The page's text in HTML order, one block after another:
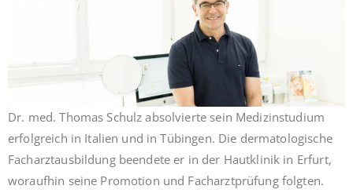
Dr. med. Thomas Schulz absolvierte sein Medizinstudium
erfolgreich in Italien und in Tübingen. Die dermatologische
Facharztausbildung beendete er in der Hautklinik in Erfurt,
woraufhin seine Promotion und Facharztprüfung folgten.